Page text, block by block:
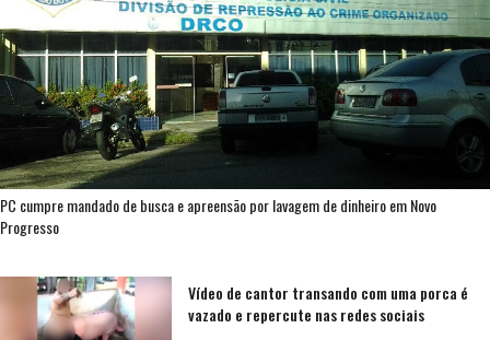
PC cumpre mandado de busca e apreensão por lavagem de dinheiro em Novo
Progresso
Vídeo de cantor transando com uma porca é
vazado e repercute nas redes sociais